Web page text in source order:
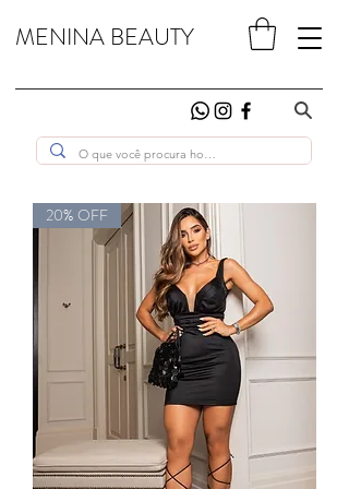
MENINA BEAUTY
20% OFF